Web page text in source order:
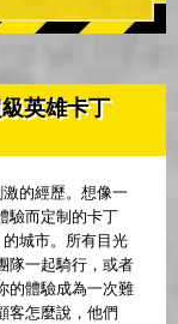
英雄卡丁
的經歷。想像一
驗而定制的卡丁
城市。所有目光
隊一起騎行，或者
的體驗成為一次難
客怎麼說，他們